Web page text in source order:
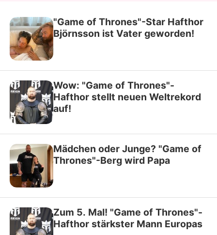
"Game of Thrones"-Star Hafthor
Björnsson ist Vater geworden!
Wow: "Game of Thrones"-
Hafthor stellt neuen Weltrekord
auf!
Mädchen oder Junge? "Game of
Thrones"-Berg wird Papa
Zum 5. Mal! "Game of Thrones"-
Hafthor stärkster Mann Europas